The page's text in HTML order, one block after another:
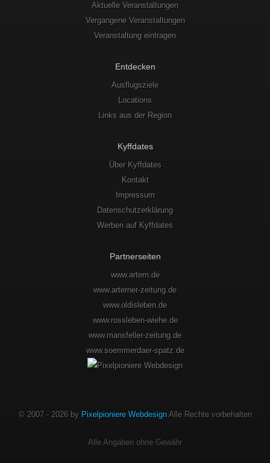
Aktuelle Veranstaltungen
Vergangene Veranstaltungen
Veranstaltung eintragen
Entdecken
Ausflugsziele
Locations
Links aus der Region
Kyffdates
Über Kyffdates
Kontakt
Impressum
Datenschutzerklärung
Werben auf Kyffdates
Partnerseiten
www.artern.de
www.arterner-zeitung.de
www.oldisleben.de
www.rossleben-wiehe.de
www.mansfeller-zeitung.de
www.soemmerdaer-spatz.de
© 2007 - 2026 by Pixelpioniere WebdesignAlle Rechte vorbehalten
Alle Angaben ohne Gewähr